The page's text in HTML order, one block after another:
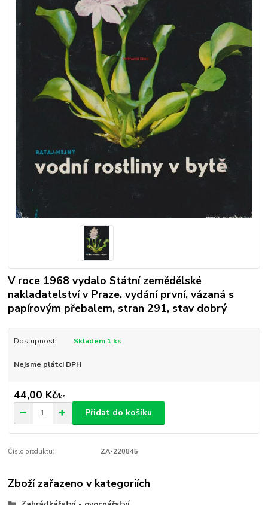
V roce 1968 vydalo Státní zemědělské
nakladatelství v Praze, vydání první, vázaná s
papírovým přebalem, stran 291, stav dobrý
Dostupnost Skladem 1 ks
Nejsme plátci DPH
44,00 Kč/ks
Přidat do košíku
Číslo produktu: ZA-220845
Zboží zařazeno v kategoriích